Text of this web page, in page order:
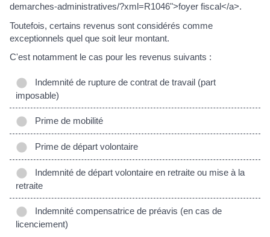
demarches-administratives/?xml=R1046">foyer fiscal</a>.
Toutefois, certains revenus sont considérés comme
exceptionnels quel que soit leur montant.
C'est notamment le cas pour les revenus suivants :
Indemnité de rupture de contrat de travail (part
imposable)
Prime de mobilité
Prime de départ volontaire
Indemnité de départ volontaire en retraite ou mise à la
retraite
Indemnité compensatrice de préavis (en cas de
licenciement)